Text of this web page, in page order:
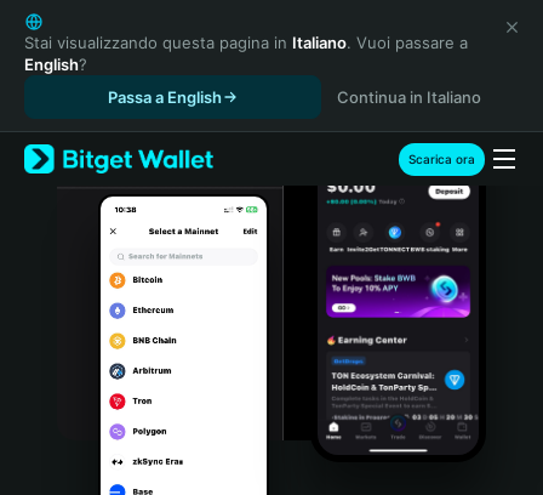
English
日本語
Tiếng Việt
Español (Latinoamérica)
Türkçe
Italiano
Português (Portugal)
Bahasa Indonesia
Stai visualizzando questa pagina in Italiano. Vuoi passare a
English?
Passa a English
Continua in Italiano
Scarica ora